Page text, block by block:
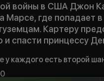
войны в США Джон
Марсе, где попадает
Картеру
и спасти принцессу
у каждого есть второй